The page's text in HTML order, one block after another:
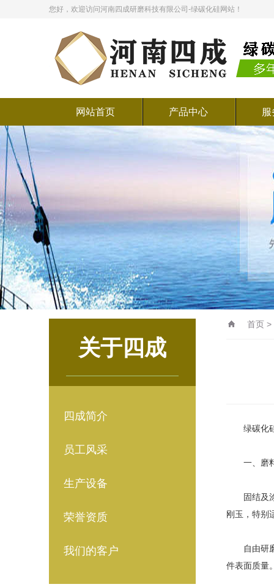
您好，欢迎访问河南四成研磨科技有限公司-绿碳化硅网站！
网站首页 产品中心
关于四成
四成简介
员工风采
生产设备
荣誉资质
我们的客户
首页 >
绿碳化硅
一、磨料
固结及涂
刚玉，特别
自由研磨
件表面质量